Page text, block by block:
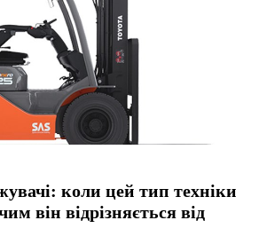
коли цей тип техніки
він відрізняється від